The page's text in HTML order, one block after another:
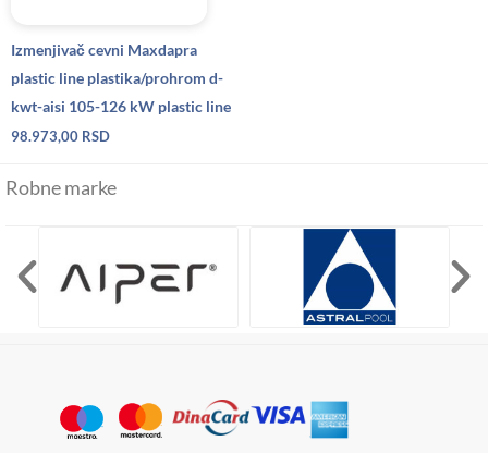
Izmenjivač cevni Maxdapra
plastic line plastika/prohrom d-
kwt-aisi 105-126 kW plastic line
98.973,00 RSD
Robne marke